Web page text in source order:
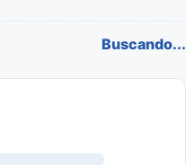
Buscando...